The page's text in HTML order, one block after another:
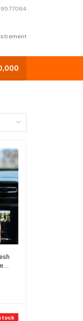
(د.ت)